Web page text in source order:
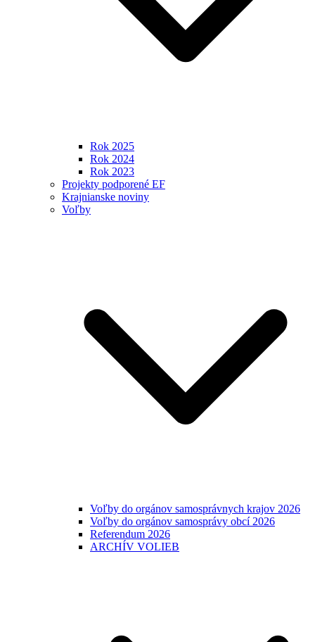
Rok 2025
Rok 2024
Rok 2023
Projekty podporené EF
Krajnianske noviny
Voľby
Voľby do orgánov samosprávnych krajov 2026
Voľby do orgánov samosprávy obcí 2026
Referendum 2026
ARCHÍV VOLIEB